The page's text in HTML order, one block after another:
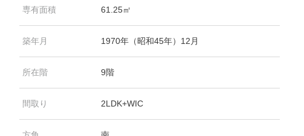
専有面積 61.25㎡
築年月 1970年（昭和45年）12月
所在階 9階
間取り 2LDK+WIC